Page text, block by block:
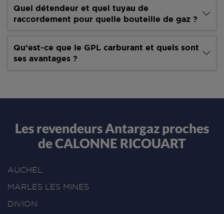
Quel détendeur et quel tuyau de
raccordement pour quelle bouteille de gaz ?
Qu’est-ce que le GPL carburant et quels sont
ses avantages ?
Les revendeurs Antargaz proches
de CALONNE RICOUART
AUCHEL
MARLES LES MINES
DIVION